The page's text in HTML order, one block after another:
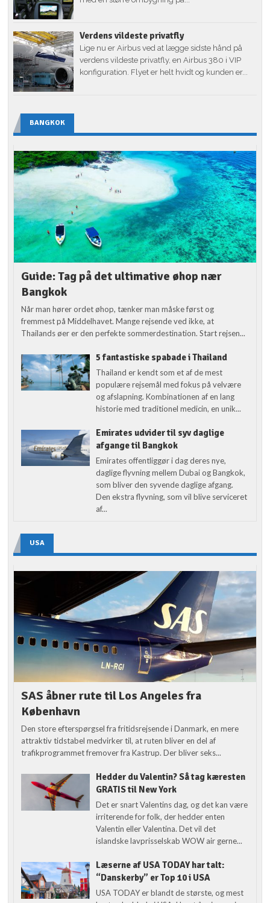
Verdens vildeste privatfly
Lige nu er Airbus ved at lægge sidste hånd på
verdens vildeste privatfly, en Airbus 380 i VIP
konfiguration. Flyet er helt hvidt og kunden er...
BANGKOK
Guide: Tag på det ultimative øhop nær
Bangkok
Når man hører ordet øhop, tænker man måske først og
fremmest på Middelhavet. Mange rejsende ved ikke, at
Thailands øer er den perfekte sommerdestination. Start rejsen...
5 fantastiske spabade i Thailand
Thailand er kendt som et af de mest
populære rejsemål med fokus på velvære
og afslapning. Kombinationen af en lang
historie med traditionel medicin, en unik...
Emirates udvider til syv daglige
afgange til Bangkok
Emirates offentliggør i dag deres nye,
daglige flyvning mellem Dubai og Bangkok,
som bliver den syvende daglige afgang.
Den ekstra flyvning, som vil blive serviceret
af...
USA
SAS åbner rute til Los Angeles fra
København
Den store efterspørgsel fra fritidsrejsende i Danmark, en mere
attraktiv tidstabel medvirker til, at ruten bliver en del af
trafikprogrammet fremover fra Kastrup. Der bliver seks...
Hedder du Valentin? Så tag kæresten
GRATIS til New York
Det er snart Valentins dag, og det kan være
irriterende for folk, der hedder enten
Valentin eller Valentina. Det vil det
islandske lavprisselskab WOW air gerne...
Læserne af USA TODAY har talt:
“Danskerby” er Top 10 i USA
USA TODAY er blandt de største, og mest